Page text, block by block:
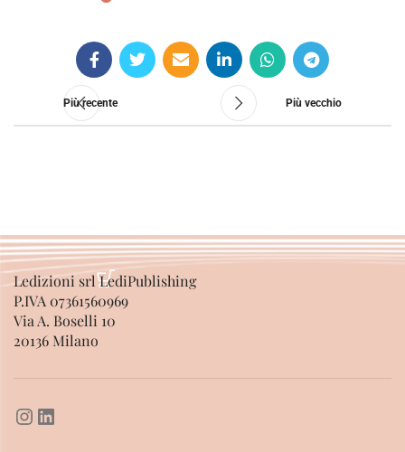
Più recente Più vecchio
Ledizioni srl LediPublishing
P.IVA 07361560969
Via A. Boselli 10
20136 Milano